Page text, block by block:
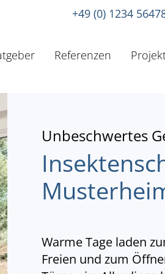
+49 (0) 1234
Referenzen
Unbeschwertes
Warme Tage laden
Freien und zum